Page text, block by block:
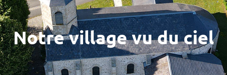
Notre village vu du ciel